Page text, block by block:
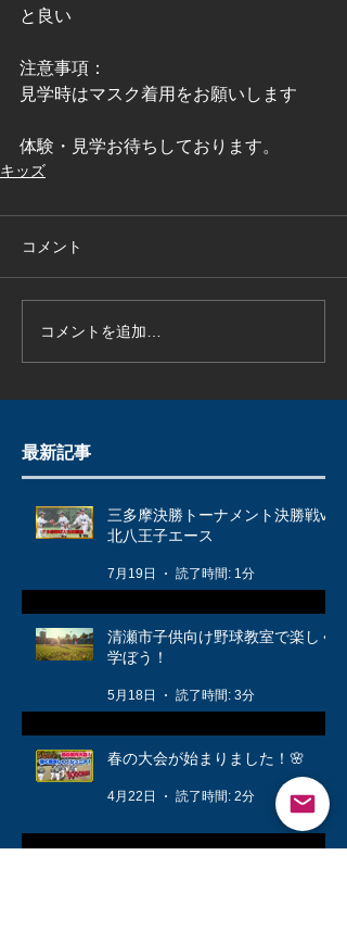
と良い
注意事項：
見学時はマスク着用をお願いします
体験・見学お待ちしております。
キッズ
コメント
コメントを追加…
最新記事
三多摩決勝トーナメント決勝戦vs
北八王子エース
7月19日 読了時間: 1分
清瀬市子供向け野球教室で楽しく
学ぼう！
5月18日 読了時間: 3分
春の大会が始まりました！🌸
4月22日 読了時間: 2分